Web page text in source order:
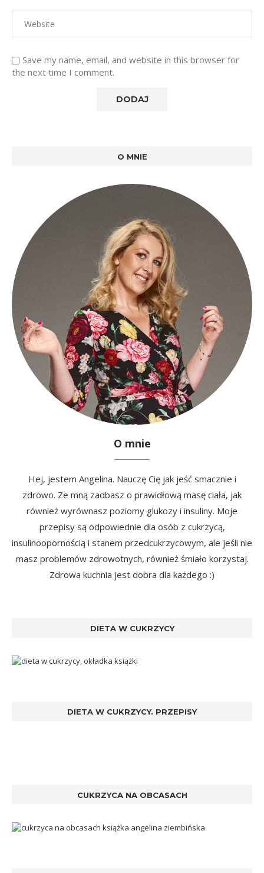
Save my name, email, and website in this browser for
the next time I comment.
O MNIE
O mnie
Hej, jestem Angelina. Nauczę Cię jak jeść smacznie i
zdrowo. Ze mną zadbasz o prawidłową masę ciała, jak
również wyrównasz poziomy glukozy i insuliny. Moje
przepisy są odpowiednie dla osób z cukrzycą,
insulinoopornością i stanem przedcukrzycowym, ale jeśli nie
masz problemów zdrowotnych, również śmiało korzystaj.
Zdrowa kuchnia jest dobra dla każdego :)
DIETA W CUKRZYCY
DIETA W CUKRZYCY. PRZEPISY
CUKRZYCA NA OBCASACH